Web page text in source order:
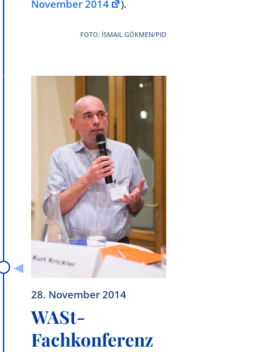
November 2014 ).
FOTO: İSMAIL GÖKMEN/PID
28. November 2014
WASt-
Fachkonferenz